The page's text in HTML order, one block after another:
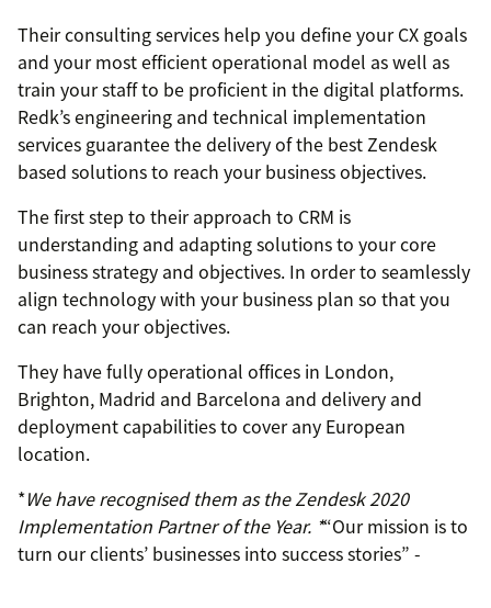
Their consulting services help you define your CX goals
and your most efficient operational model as well as
train your staff to be proficient in the digital platforms.
Redk’s engineering and technical implementation
services guarantee the delivery of the best Zendesk
based solutions to reach your business objectives.
The first step to their approach to CRM is
understanding and adapting solutions to your core
business strategy and objectives. In order to seamlessly
align technology with your business plan so that you
can reach your objectives.
They have fully operational offices in London,
Brighton, Madrid and Barcelona and delivery and
deployment capabilities to cover any European
location.
*We have recognised them as the Zendesk 2020
Implementation Partner of the Year. *“Our mission is to
turn our clients’ businesses into success stories” -